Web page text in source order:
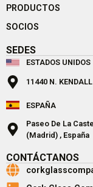
PRODUCTOS
SOCIOS
SEDES
ESTADOS UNIDOS
11440 N.
ESPAÑA
Paseo De La
(Madrid) , España
CONTÁCTANOS